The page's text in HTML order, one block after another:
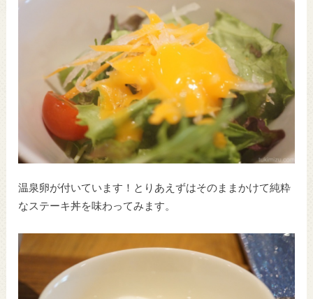
温泉卵が付いています！とりあえずはそのままかけて純粋
なステーキ丼を味わってみます。